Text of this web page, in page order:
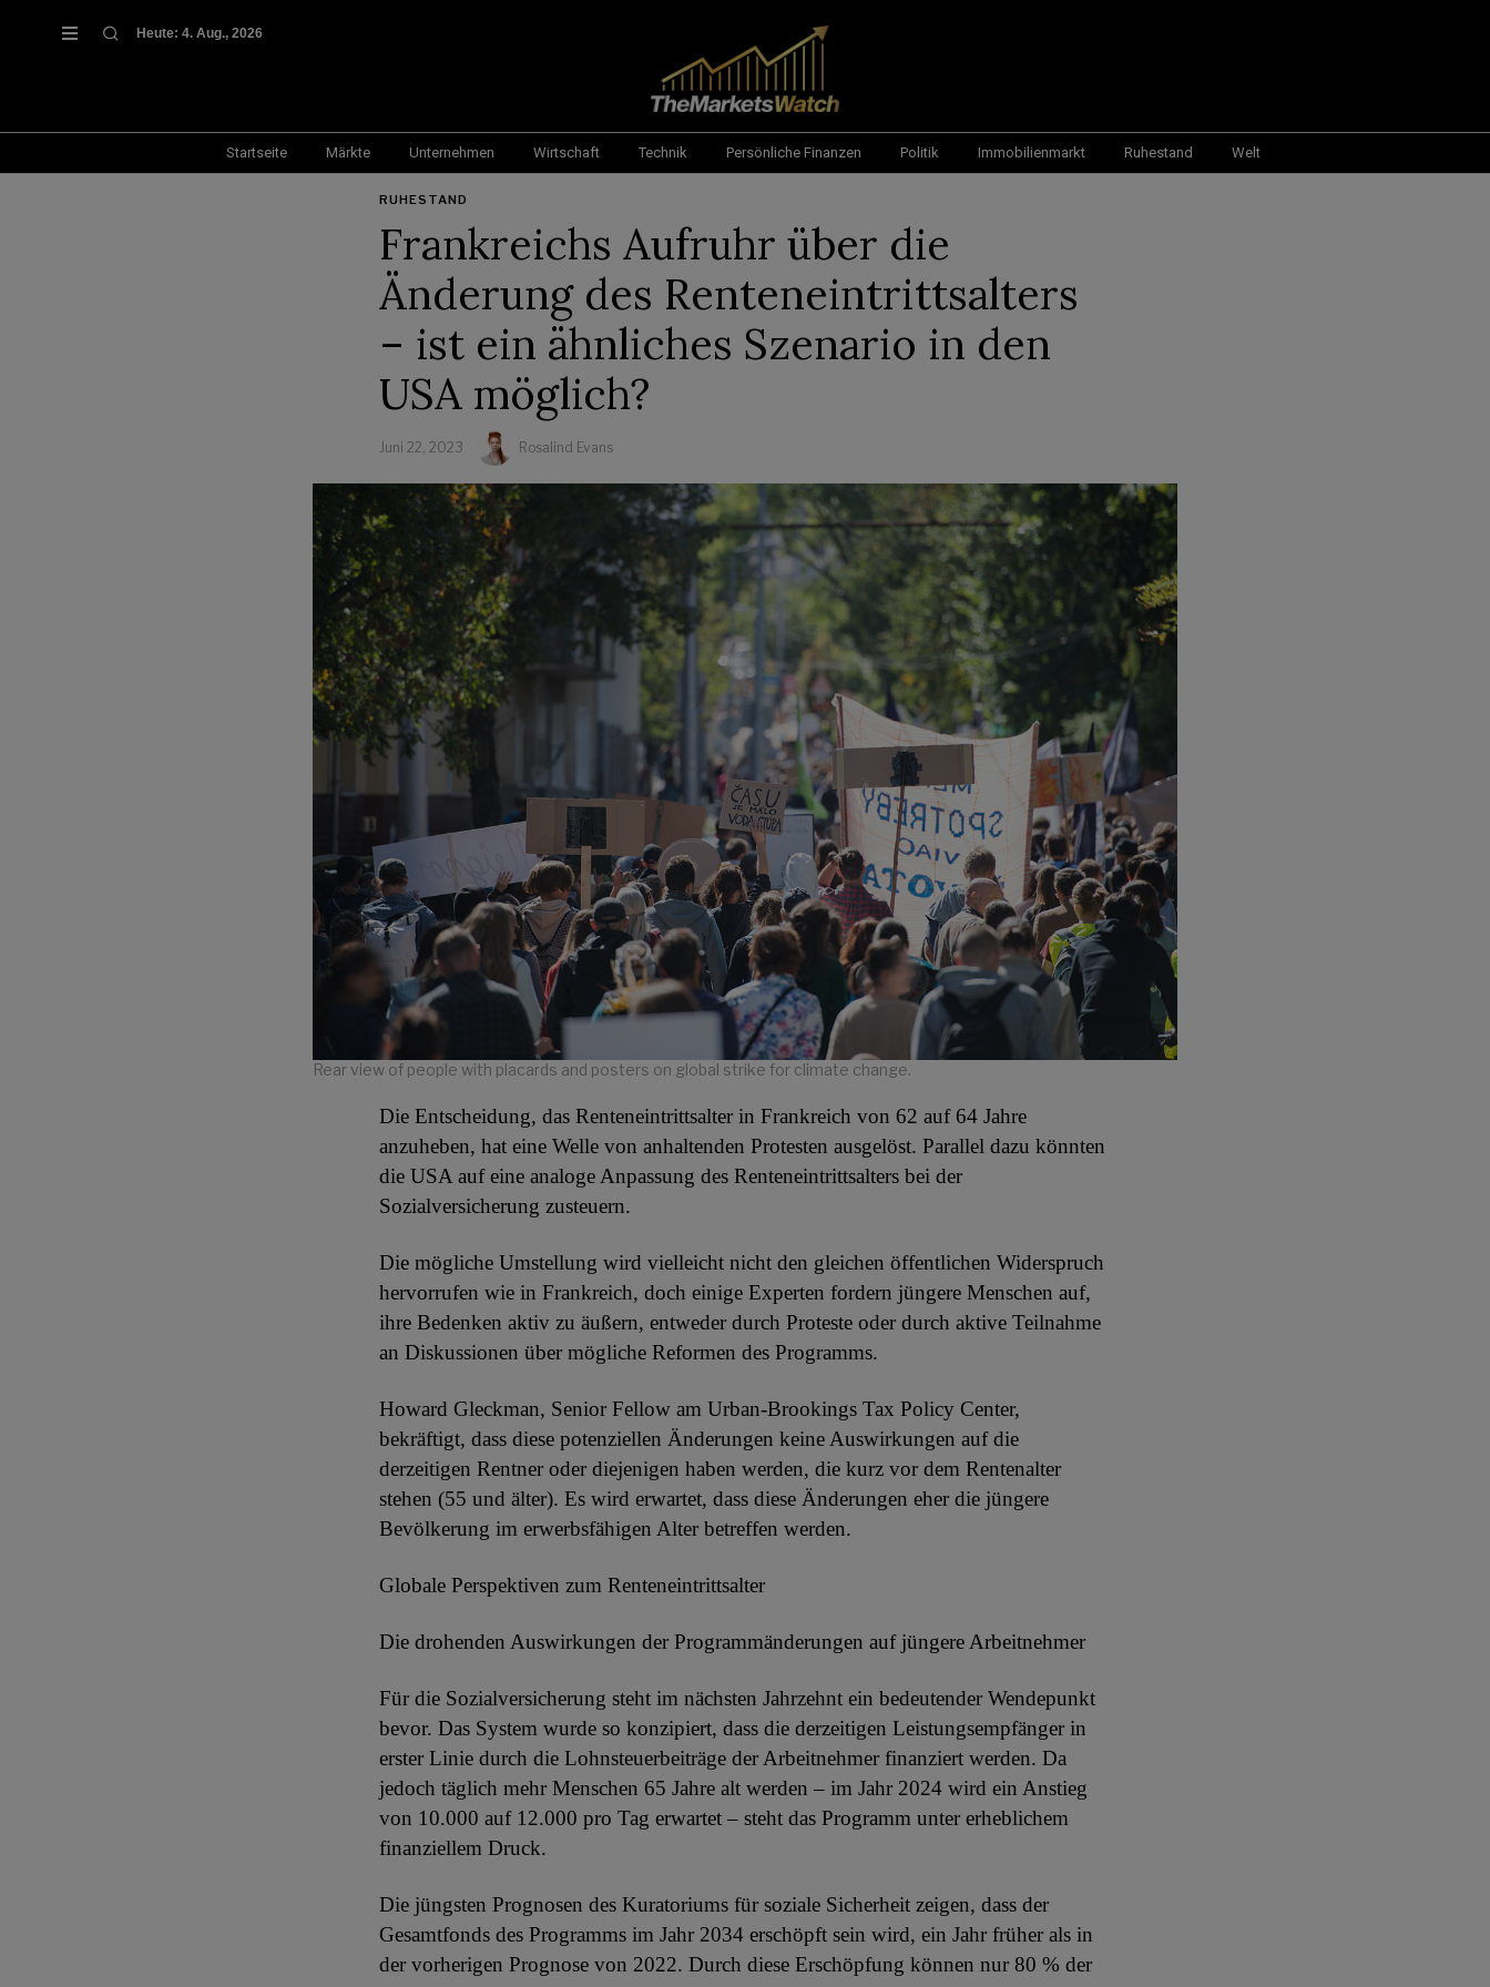
Heute: 4. Aug., 2026
Startseite Märkte Unternehmen Wirtschaft Technik Persönliche Finanzen Politik Immobilienmarkt Ruhestand Welt
RUHESTAND
Frankreichs Aufruhr über die
Änderung des Renteneintrittsalters
– ist ein ähnliches Szenario in den
USA möglich?
Juni 22, 2023 Rosalind Evans
Rear view of people with placards and posters on global strike for climate change.
Die Entscheidung, das Renteneintrittsalter in Frankreich von 62 auf 64 Jahre
anzuheben, hat eine Welle von anhaltenden Protesten ausgelöst. Parallel dazu könnten
die USA auf eine analoge Anpassung des Renteneintrittsalters bei der
Sozialversicherung zusteuern.
Die mögliche Umstellung wird vielleicht nicht den gleichen öffentlichen Widerspruch
hervorrufen wie in Frankreich, doch einige Experten fordern jüngere Menschen auf,
ihre Bedenken aktiv zu äußern, entweder durch Proteste oder durch aktive Teilnahme
an Diskussionen über mögliche Reformen des Programms.
Howard Gleckman, Senior Fellow am Urban-Brookings Tax Policy Center,
bekräftigt, dass diese potenziellen Änderungen keine Auswirkungen auf die
derzeitigen Rentner oder diejenigen haben werden, die kurz vor dem Rentenalter
stehen (55 und älter). Es wird erwartet, dass diese Änderungen eher die jüngere
Bevölkerung im erwerbsfähigen Alter betreffen werden.
Globale Perspektiven zum Renteneintrittsalter
Die drohenden Auswirkungen der Programmänderungen auf jüngere Arbeitnehmer
Für die Sozialversicherung steht im nächsten Jahrzehnt ein bedeutender Wendepunkt
bevor. Das System wurde so konzipiert, dass die derzeitigen Leistungsempfänger in
erster Linie durch die Lohnsteuerbeiträge der Arbeitnehmer finanziert werden. Da
jedoch täglich mehr Menschen 65 Jahre alt werden – im Jahr 2024 wird ein Anstieg
von 10.000 auf 12.000 pro Tag erwartet – steht das Programm unter erheblichem
finanziellem Druck.
Die jüngsten Prognosen des Kuratoriums für soziale Sicherheit zeigen, dass der
Gesamtfonds des Programms im Jahr 2034 erschöpft sein wird, ein Jahr früher als in
der vorherigen Prognose von 2022. Durch diese Erschöpfung können nur 80 % der